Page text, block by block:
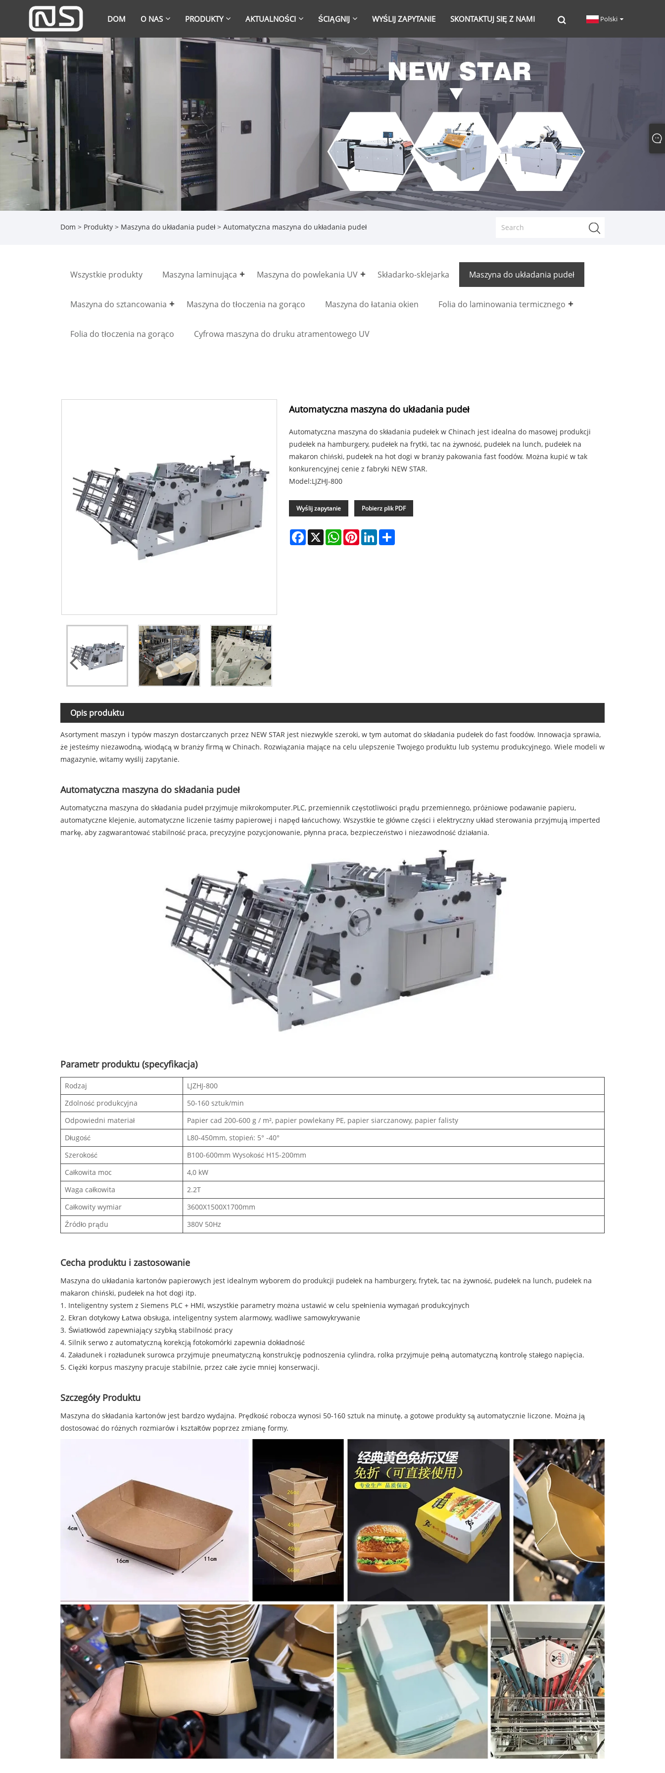
DOM O NAS PRODUKTY AKTUALNOŚCI ŚCIĄGNIJ WYŚLIJ ZAPYTANIE SKONTAKTUJ SIĘ Z NAMI Polski
Dom > Produkty > Maszyna do układania pudeł > Automatyczna maszyna do układania pudeł
Wszystkie produkty Maszyna laminująca Maszyna do powlekania UV Składarko-sklejarka Maszyna do układania pudeł
Maszyna do sztancowania Maszyna do tłoczenia na gorąco Maszyna do łatania okien Folia do laminowania termicznego
Folia do tłoczenia na gorąco Cyfrowa maszyna do druku atramentowego UV
Automatyczna maszyna do układania pudeł
Automatyczna maszyna do składania pudełek w Chinach jest idealna do masowej produkcji
pudełek na hamburgery, pudełek na frytki, tac na żywność, pudełek na lunch, pudełek na
makaron chiński, pudełek na hot dogi w branży pakowania fast foodów. Można kupić w tak
konkurencyjnej cenie z fabryki NEW STAR.
Model:LJZHJ-800
Wyślij zapytanie Pobierz plik PDF
Facebook
X WhatsAppPinterestLinkedIn
Opis produktu
Asortyment maszyn i typów maszyn dostarczanych przez NEW STAR jest niezwykle szeroki, w tym automat do składania pudełek do fast foodów. Innowacja sprawia,
że ​​jesteśmy niezawodną, ​​wiodącą w branży firmą w Chinach. Rozwiązania mające na celu ulepszenie Twojego produktu lub systemu produkcyjnego. Wiele modeli w
magazynie, witamy wyślij zapytanie.
Automatyczna maszyna do składania pudeł
Automatyczna maszyna do składania pudeł przyjmuje mikrokomputer.PLC, przemiennik częstotliwości prądu przemiennego, próżniowe podawanie papieru,
automatyczne klejenie, automatyczne liczenie taśmy papierowej i napęd łańcuchowy. Wszystkie te główne części i elektryczny układ sterowania przyjmują imperted
markę, aby zagwarantować stabilność praca, precyzyjne pozycjonowanie, płynna praca, bezpieczeństwo i niezawodność działania.
Parametr produktu (specyfikacja)
Rodzaj
LJZHJ-800
Zdolność produkcyjna
50-160 sztuk/min
Odpowiedni materiał
Papier cad 200-600 g / m², papier powlekany PE, papier siarczanowy, papier falisty
Długość
L80-450mm, stopień: 5° -40°
Szerokość
B100-600mm Wysokość H15-200mm
Całkowita moc
4,0 kW
Waga całkowita
2.2T
Całkowity wymiar
3600X1500X1700mm
Źródło prądu
380V 50Hz
Cecha produktu i zastosowanie
Maszyna do układania kartonów papierowych jest idealnym wyborem do produkcji pudełek na hamburgery, frytek, tac na żywność, pudełek na lunch, pudełek na
makaron chiński, pudełek na hot dogi itp.
1. Inteligentny system z Siemens PLC + HMI, wszystkie parametry można ustawić w celu spełnienia wymagań produkcyjnych
2. Ekran dotykowy Łatwa obsługa, inteligentny system alarmowy, wadliwe samowykrywanie
3. Światłowód zapewniający szybką stabilność pracy
4. Silnik serwo z automatyczną korekcją fotokomórki zapewnia dokładność
4. Załadunek i rozładunek surowca przyjmuje pneumatyczną konstrukcję podnoszenia cylindra, rolka przyjmuje pełną automatyczną kontrolę stałego napięcia.
5. Ciężki korpus maszyny pracuje stabilnie, przez całe życie mniej konserwacji.
Szczegóły Produktu
Maszyna do składania kartonów jest bardzo wydajna. Prędkość robocza wynosi 50-160 sztuk na minutę, a gotowe produkty są automatycznie liczone. Można ją
dostosować do różnych rozmiarów i kształtów poprzez zmianę formy.